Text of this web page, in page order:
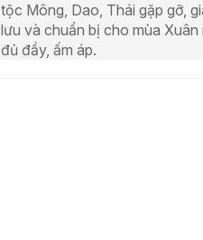
tộc Mông, Dao, Thái gặp gỡ,
lưu và chuẩn bị cho mùa Xuân
đủ đầy, ấm áp.